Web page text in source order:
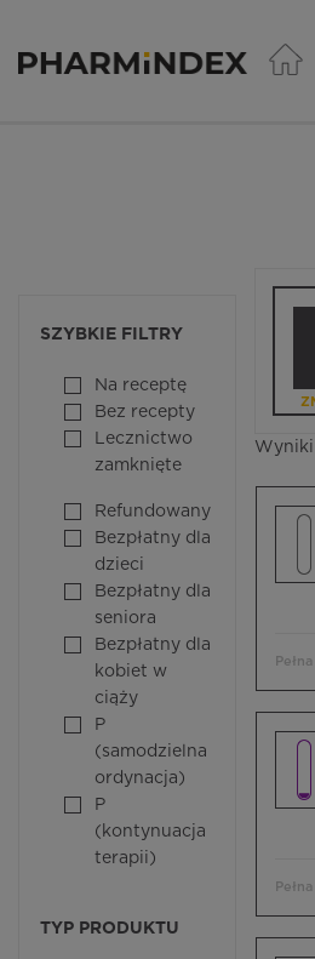
Pharmindex
SZYBKIE FILTRY
Na receptę
Bez recepty
Lecznictwo
zamknięte
Refundowany
Bezpłatny dla
dzieci
Bezpłatny dla
seniora
Bezpłatny dla
kobiet w
ciąży
P
(samodzielna
ordynacja)
P
(kontynuacja
terapii)
TYP PRODUKTU